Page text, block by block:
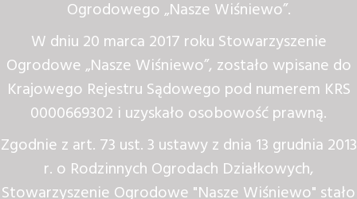
W dniu 20 marca 2017 roku Stowarzyszenie
Ogrodowe „Nasze Wiśniewo”, zostało wpisane do
Krajowego Rejestru Sądowego pod numerem KRS
0000669302 i uzyskało osobowość prawną.
Zgodnie z art. 73 ust.3 ustawy z dnia 13 grudnia 2013
r. o Rodzinnych Ogrodach Działkowych,
Stowarzyszenie Ogrodowe "Nasze Wiśniewo" stało
się następcą prawnym Stowarzyszenia